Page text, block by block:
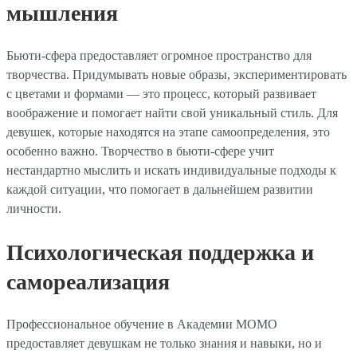
мышления
Бьюти-сфера предоставляет огромное пространство для
творчества. Придумывать новые образы, экспериментировать
с цветами и формами — это процесс, который развивает
воображение и помогает найти свой уникальный стиль. Для
девушек, которые находятся на этапе самоопределения, это
особенно важно. Творчество в бьюти-сфере учит
нестандартно мыслить и искать индивидуальные подходы к
каждой ситуации, что помогает в дальнейшем развитии
личности.
Психологическая поддержка и
самореализация
Профессиональное обучение в Академии МОМО
предоставляет девушкам не только знания и навыки, но и